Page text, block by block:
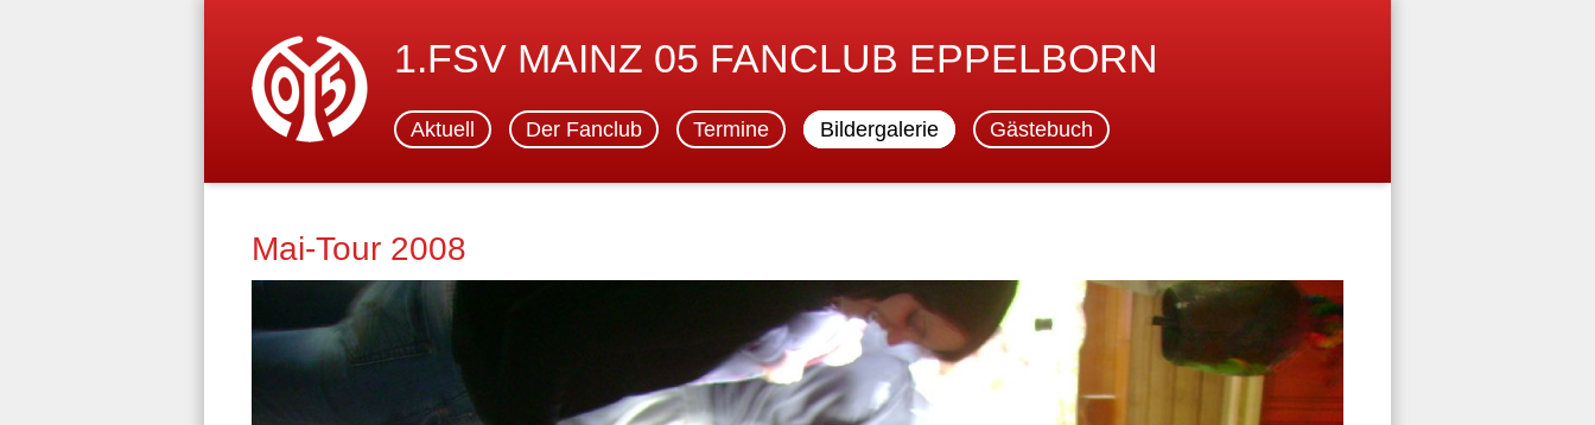
1.FSV MAINZ 05 FANCLUB EPPELBORN
Aktuell Der Fanclub Termine Bildergalerie Gästebuch
Mai-Tour 2008